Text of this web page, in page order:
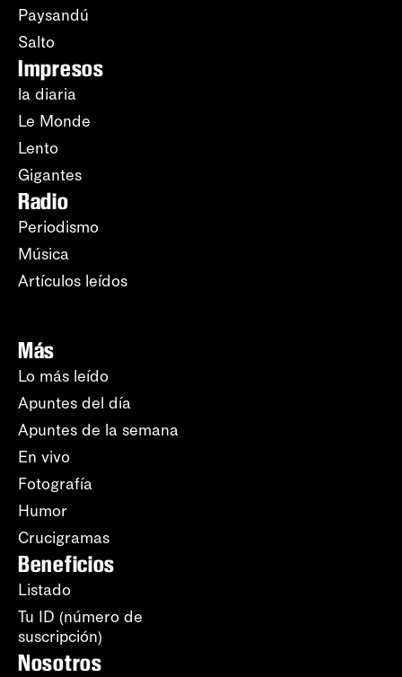
Paysandú
Salto
Impresos
la diaria
Le Monde
Lento
Gigantes
Radio
Periodismo
Música
Artículos leídos
Más
Lo más leído
Apuntes del día
Apuntes de la semana
En vivo
Fotografía
Humor
Crucigramas
Beneficios
Listado
Tu ID (número de
suscripción)
Nosotros